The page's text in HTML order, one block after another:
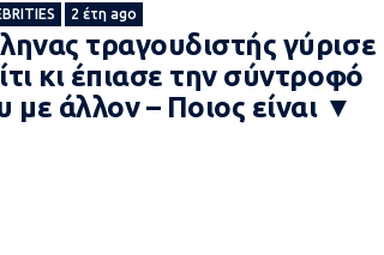
2 έτη ago
τραγουδιστής γύρισε
κι έπιασε την σύντροφό
με άλλον – Ποιος είναι ▼